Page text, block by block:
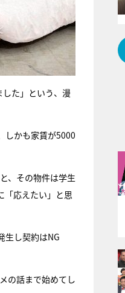
た」という、漫
しかも家賃が5000
、その物件は学生
「応えたい」と思
生し契約はNG
の話まで始めてし